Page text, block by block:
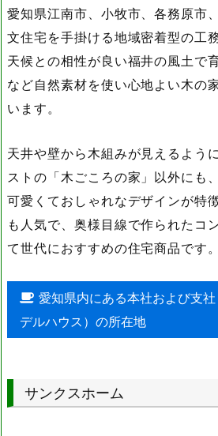
愛知県江南市、小牧市、各務原市
文住宅を手掛ける地域密着型の工
天候との相性が良い福井の風土で
など自然素材を使い心地よい木の
います。
天井や壁から木組みが見えるよう
ストの「木ごころの家」以外にも
可愛くておしゃれなデザインが特
も人気で、奥様目線で作られたコ
て世代におすすめの住宅商品です。
愛知県内にある本社および支
デルハウス）の所在地
本社 愛知県江南市中奈良町熊
サンクスホーム